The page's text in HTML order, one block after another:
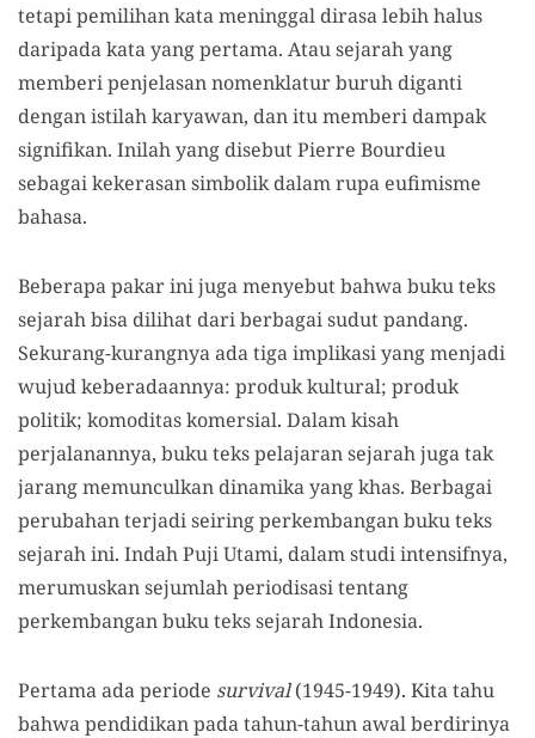
tetapi pemilihan kata meninggal dirasa lebih halus
daripada kata yang pertama. Atau sejarah yang
memberi penjelasan nomenklatur buruh diganti
dengan istilah karyawan, dan itu memberi dampak
signifikan. Inilah yang disebut Pierre Bourdieu
sebagai kekerasan simbolik dalam rupa eufimisme
bahasa.
Beberapa pakar ini juga menyebut bahwa buku teks
sejarah bisa dilihat dari berbagai sudut pandang.
Sekurang-kurangnya ada tiga implikasi yang menjadi
wujud keberadaannya: produk kultural; produk
politik; komoditas komersial. Dalam kisah
perjalanannya, buku teks pelajaran sejarah juga tak
jarang memunculkan dinamika yang khas. Berbagai
perubahan terjadi seiring perkembangan buku teks
sejarah ini. Indah Puji Utami, dalam studi intensifnya,
merumuskan sejumlah periodisasi tentang
perkembangan buku teks sejarah Indonesia.
Pertama ada periode survival(1945-1949). Kita tahu
bahwa pendidikan pada tahun-tahun awal berdirinya